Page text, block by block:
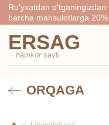
Ro‘yxatdan o‘tganingizdan so‘ng
barcha mahsulotlarga 20% chegirma
ERSAG
hamkorsayti
ORQAGA